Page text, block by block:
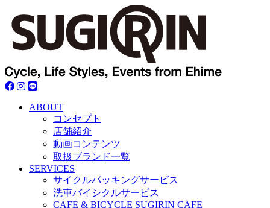
ABOUT
コンセプト
店舗紹介
動画コンテンツ
取扱ブランド一覧
SERVICES
サイクルパッキングサービス
洗車バイシクルサービス
CAFE & BICYCLE SUGIRIN CAFE